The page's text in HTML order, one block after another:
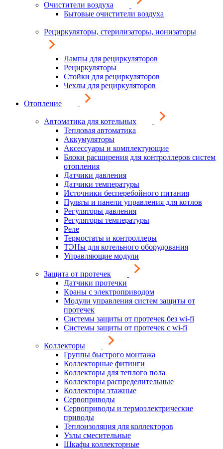
Очистители воздуха
Бытовые очистители воздуха
Рециркуляторы, стерилизаторы, ионизаторы
Лампы для рециркуляторов
Рециркуляторы
Стойки для рециркуляторов
Чехлы для рециркуляторов
Отопление
Автоматика для котельных
Тепловая автоматика
Аккумуляторы
Аксессуары и комплектующие
Блоки расширения для контроллеров систем
отопления
Датчики давления
Датчики температуры
Источники бесперебойного питания
Пульты и панели управления для котлов
Регуляторы давления
Регуляторы температуры
Реле
Термостаты и контроллеры
ТЭНы для котельного оборудования
Управляющие модули
Защита от протечек
Датчики протечки
Краны с электроприводом
Модули управления систем защиты от
протечек
Системы защиты от протечек без wi-fi
Системы защиты от протечек с wi-fi
Коллекторы
Группы быстрого монтажа
Коллекторные фитинги
Коллекторы для теплого пола
Коллекторы распределительные
Коллекторы этажные
Сервоприводы
Сервоприводы и термоэлектрические
приводы
Теплоизоляция для коллекторов
Узлы смесительные
Шкафы коллекторные